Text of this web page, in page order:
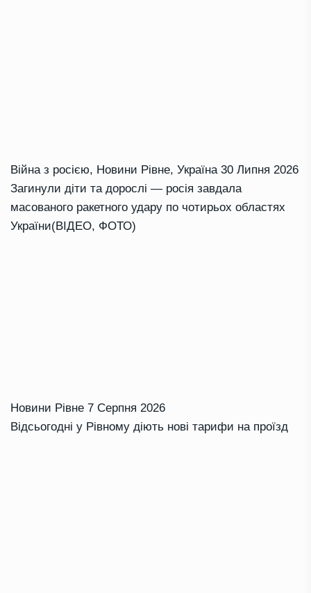
Війна з росією, Новини Рівне, Україна 30 Липня 2026
Загинули діти та дорослі — росія завдала
масованого ракетного удару по чотирьох областях
України(ВІДЕО, ФОТО)
Новини Рівне 7 Серпня 2026
Відсьогодні у Рівному діють нові тарифи на проїзд